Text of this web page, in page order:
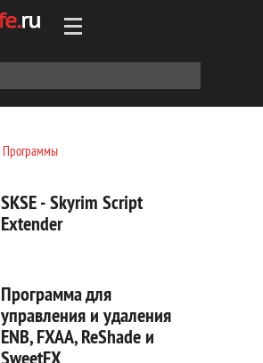
Программы
SKSE - Skyrim Script
Extender
Программа для
управления и удаления
ENB, FXAA, ReShade и
SweetFX